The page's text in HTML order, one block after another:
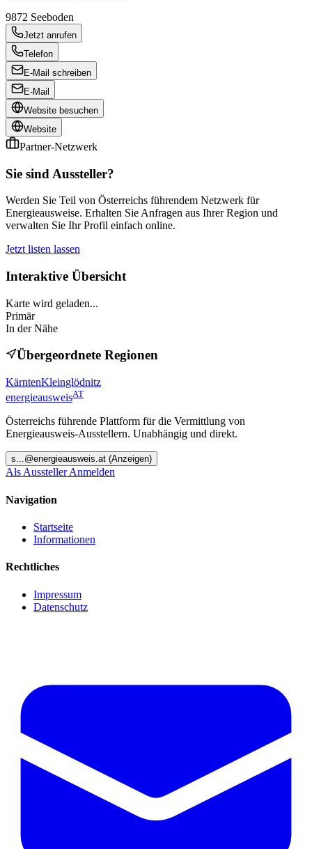
9872 Seeboden
Jetzt anrufen
Telefon
E-Mail schreiben
E-Mail
Website besuchen
Website
Partner-Netzwerk
Sie sind Aussteller?
Werden Sie Teil von Österreichs führendem Netzwerk für
Energieausweise. Erhalten Sie Anfragen aus Ihrer Region und
verwalten Sie Ihr Profil einfach online.
Jetzt listen lassen
Interaktive Übersicht
Karte wird geladen...
Primär
In der Nähe
Übergeordnete Regionen
KärntenKleinglödnitz
energieausweisAT
Österreichs führende Plattform für die Vermittlung von
Energieausweis-Ausstellern. Unabhängig und direkt.
s...@energieausweis.at (Anzeigen)
Als Aussteller Anmelden
Navigation
Startseite
Informationen
Rechtliches
Impressum
Datenschutz